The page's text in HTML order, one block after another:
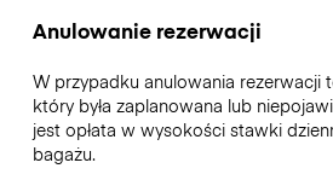
Anulowanie rezerwacji
W przypadku anulowania rezerwacji
który była zaplanowana lub
jest opłata w wysokości stawki
bagażu.